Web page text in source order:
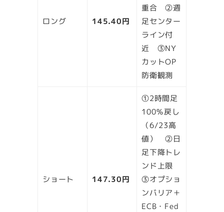
ロング 145.40円
重合 ②週
足センター
ライン付
近 ③NY
カットOP
防衛観測
ショート 147.30円
①2時間足
100％戻し
（6/23高
値） ②日
足下降トレ
ンド上限
③オプショ
ンバリア＋
ECB・Fed